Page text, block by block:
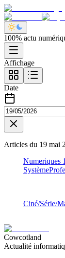
100% actu
Affichage
Date
Articles du 19 mai
Numeriques 1
Système
Ciné/Série/
Cowcotland
Actualité